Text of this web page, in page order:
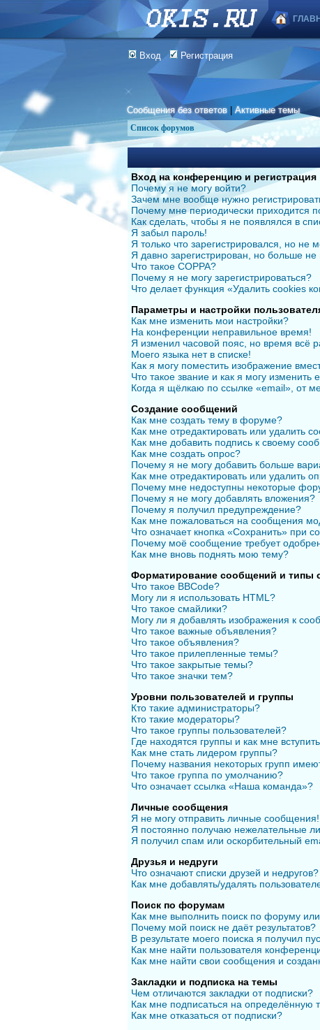
Вход Регистрация
Сообщения без ответов |Активные темы
Список форумов
Вход на конференцию и регистрация
Почему я не могу войти?
Зачем мне вообще нужно
Почему мне периодически приходится
Как сделать, чтобы я не появлялся в
Я забыл пароль!
Я только что зарегистрировался, но не
Я давно зарегистрирован, но больше не
Что такое COPPA?
Почему я не могу зарегистрироваться?
Что делает функция «Удалить cookies
Параметры и настройки
Как мне изменить мои настройки?
На конференции неправильное время!
Я изменил часовой пояс, но время всё
Моего языка нет в списке!
Как я могу поместить изображение
Что такое звание и как я могу изменить
Когда я щёлкаю по ссылке «email», от
Создание сообщений
Как мне создать тему в форуме?
Как мне отредактировать или удалить
Как мне добавить подпись к своему
Как мне создать опрос?
Почему я не могу добавить больше
Как мне отредактировать или удалить
Почему мне недоступны некоторые
Почему я не могу добавлять вложения?
Почему я получил предупреждение?
Как мне пожаловаться на сообщения
Что означает кнопка «Сохранить» при
Почему моё сообщение требует
Как мне вновь поднять мою тему?
Форматирование сообщений и типы
Что такое BBCode?
Могу ли я использовать HTML?
Что такое смайлики?
Могу ли я добавлять изображения к
Что такое важные объявления?
Что такое объявления?
Что такое прилепленные темы?
Что такое закрытые темы?
Что такое значки тем?
Уровни пользователей и группы
Кто такие администраторы?
Кто такие модераторы?
Что такое группы пользователей?
Где находятся группы и как мне
Как мне стать лидером группы?
Почему названия некоторых групп
Что такое группа по умолчанию?
Что означает ссылка «Наша команда»?
Личные сообщения
Я не могу отправить личные сообщения!
Я постоянно получаю нежелательные
Я получил спам или оскорбительный
Друзья и недруги
Что означают списки друзей и недругов?
Как мне добавлять/удалять
Поиск по форумам
Как мне выполнить поиск по форуму
Почему мой поиск не даёт результатов?
В результате моего поиска я получил
Как мне найти пользователя
Как мне найти свои сообщения и
Закладки и подписка на темы
Чем отличаются закладки от подписки?
Как мне подписаться на определённую
Как мне отказаться от подписки?